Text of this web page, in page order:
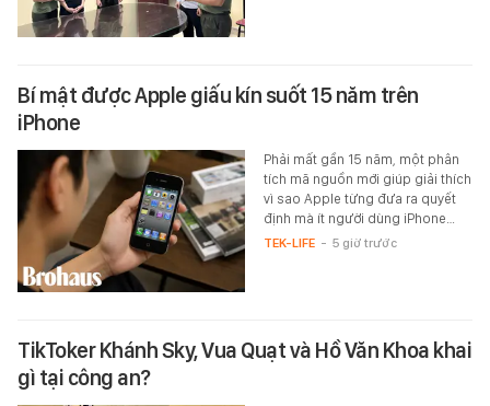
Bí mật được Apple giấu kín suốt 15 năm trên
iPhone
Phải mất gần 15 năm, một phân
tích mã nguồn mới giúp giải thích
vì sao Apple từng đưa ra quyết
định mà ít người dùng iPhone…
TEK-LIFE - 5 giờ trước
TikToker Khánh Sky, Vua Quạt và Hồ Văn Khoa khai
gì tại công an?